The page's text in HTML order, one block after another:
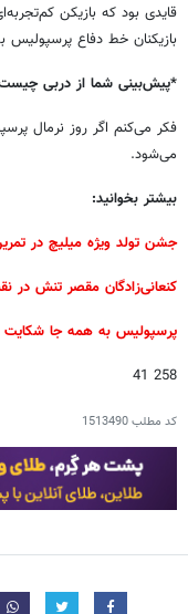
قایدی بود که بازیکن
بازیکنان خط دفاع پرسپولیس
*پیش‌بینی شما از دربی
می‌شود.
بیشتر بخوانید:
جشن تولد ویژه میلیچ در
کنعانی‌زادگان مقصر تنش در
پرسپولیس به همه جا شکایت
258 41
کد مطلب1513490